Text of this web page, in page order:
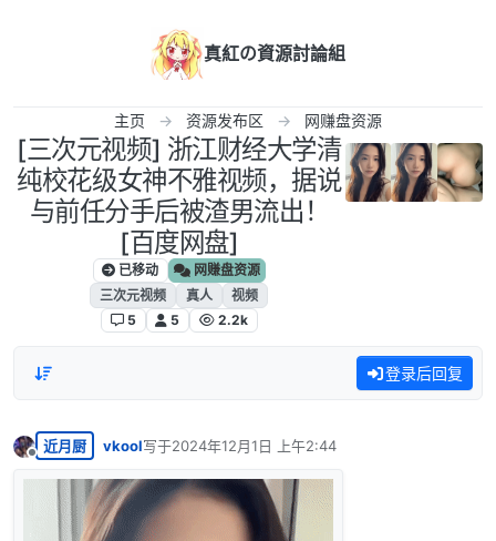
真紅の資源討論組
主页 资源发布区 网赚盘资源
[三次元视频] 浙江财经大学清
纯校花级女神不雅视频，据说
与前任分手后被渣男流出！
[百度网盘]
已移动
网赚盘资源
三次元视频
真人
视频
5
5 2.2k
登录后回复
离线
近月厨 vkool写于2024年12月1日 上午2:44
最后由 编辑